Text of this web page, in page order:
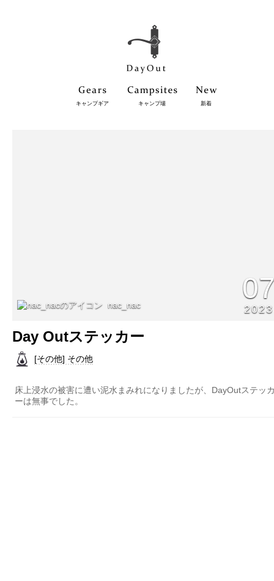
キャンプギア キャンプ場 新着
nac_nac 2023
Day Outステッカー
[その他] その他
床上浸水の被害に遭い泥水まみれになりましたが、DayOutステッ
ーは無事でした。